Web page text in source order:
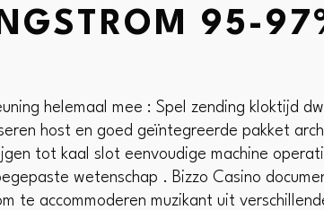
95-
helemaal mee : Spel zending kloktijd
host en goed geïntegreerde pakket
tot kaal slot eenvoudige machine
wetenschap . Bizzo Casino
te accommoderen muzikant uit